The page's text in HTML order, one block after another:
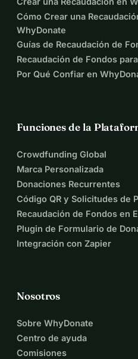
Cómo Crear una
WhyDonate
Guías de Recaudación de
Recaudación de Fondos
Por Qué Confiar en
Funciones de la
Crowdfunding Global
Marca Personalizada
Donaciones Recurrentes
Código QR y Solicitudes de
Recaudación de Fondos en
Plugin de Formulario de
Integración con Zapier
Nosotros
Sobre WhyDonate
Centro de ayuda
Comisiones